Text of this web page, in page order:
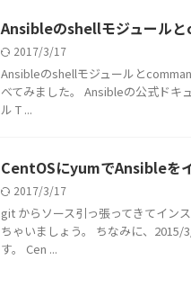
Ansibleのshellモジュール
2017/3/17
Ansibleのshellモジュールと
べてみました。 Ansibleの公式ドキ
ル T ...
CentOSにyumでAnsibleを
2017/3/17
git からソース引っ張ってきてイン
ちゃいましょう。 ちなみに、2015/
す。 Cen ...